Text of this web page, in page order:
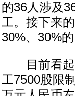
的36人涉及
工。接下来
30%、30%
目前看起
工7500股限